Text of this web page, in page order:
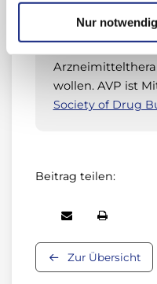
Nur
wollen. AVP ist
Society of Drug
Beitrag teilen:
Zur Übersicht